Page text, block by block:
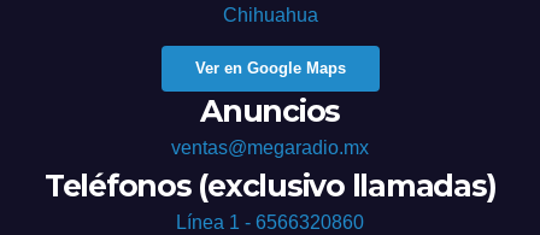
Chihuahua
Ver en Google Maps
Anuncios
ventas@megaradio.mx
Teléfonos (exclusivo llamadas)
Línea 1 - 6566320860